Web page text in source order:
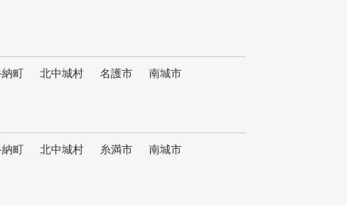
町 北中城村 名護市 南城市
町 北中城村 糸満市
南城市